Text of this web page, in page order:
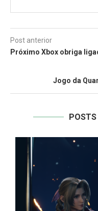
Post anterior
Próximo Xbox obriga
Jogo da